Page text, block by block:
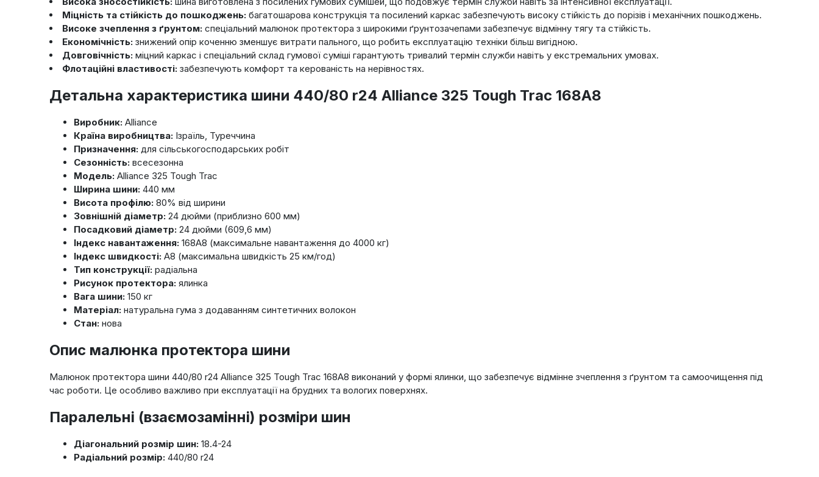
Міцність та стійкість до пошкоджень:багатошарова конструкція та посилений каркас забезпечують високу стійкість до порізів і механічних пошкоджень.
Високе зчеплення з ґрунтом:спеціальний малюнок протектора з широкими ґрунтозачепами забезпечує відмінну тягу та стійкість.
Економічність:знижений опір коченню зменшує витрати пального, що робить експлуатацію техніки більш вигідною.
Довговічність:міцний каркас і спеціальний склад гумової суміші гарантують тривалий термін служби навіть у екстремальних умовах.
Флотаційні властивості:забезпечують комфорт та керованість на нерівностях.
Детальна характеристика шини 440/80 r24 Alliance 325 Tough Trac 168A8
Виробник:Alliance
Країна виробництва:Ізраїль, Туреччина
Призначення:для сільськогосподарських робіт
Сезонність:всесезонна
Модель:Alliance 325 Tough Trac
Ширина шини:440 мм
Висота профілю:80% від ширини
Зовнішній діаметр:24 дюйми (приблизно 600 мм)
Посадковий діаметр:24 дюйми (609,6 мм)
Індекс навантаження:168A8 (максимальне навантаження до 4000 кг)
Індекс швидкості:A8 (максимальна швидкість 25 км/год)
Тип конструкції:радіальна
Рисунок протектора:ялинка
Вага шини:150 кг
Матеріал:натуральна гума з додаванням синтетичних волокон
Стан:нова
Опис малюнка протектора шини
Малюнок протектора шини 440/80 r24 Alliance 325 Tough Trac 168A8 виконаний у формі ялинки, що забезпечує відмінне зчеплення з ґрунтом та самоочищення під
час роботи. Це особливо важливо при експлуатації на брудних та вологих поверхнях.
Паралельні (взаємозамінні) розміри шин
Діагональний розмір шин:18.4-24
Радіальний розмір:440/80 r24